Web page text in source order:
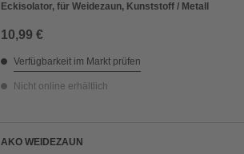
Eckisolator, für Weidezaun, Kunststoff / Metall
10,99 €
Verfügbarkeit im Markt prüfen
Nicht online erhältlich
AKO WEIDEZAUN